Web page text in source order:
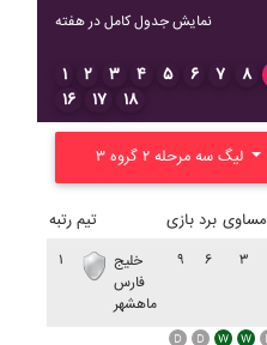
نمایش جدول کامل در هفته
۱ ۲ ۳ ۴ ۵ ۶ ۷ ۸
۱۶
۱۷ ۱۸
رتبه تیم بازی برد مساوی
۱
خليج
فارس
ماهشهر
۹ ۶ ۳